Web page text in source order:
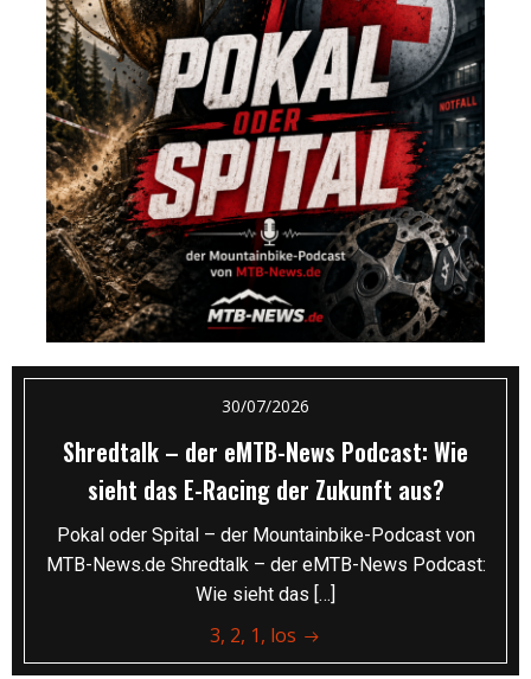
30/07/2026
Shredtalk – der eMTB-News Podcast: Wie
sieht das E-Racing der Zukunft aus?
Pokal oder Spital – der Mountainbike-Podcast von
MTB-News.de Shredtalk – der eMTB-News Podcast:
Wie sieht das […]
3, 2, 1, los